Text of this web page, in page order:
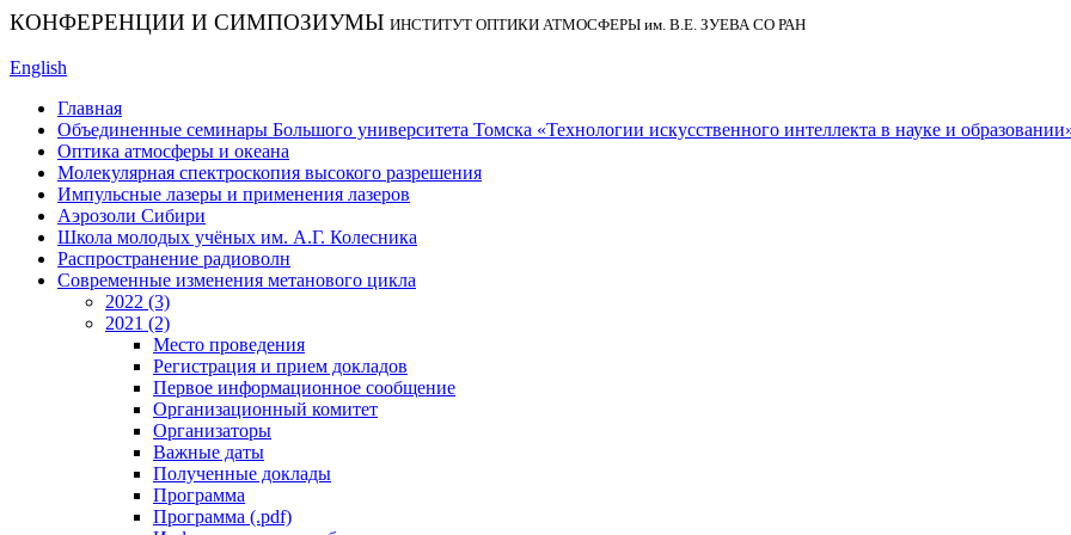
КОНФЕРЕНЦИИ И СИМПОЗИУМЫ ИНСТИТУТ ОПТИКИ АТМОСФЕРЫ им. В.Е. ЗУЕВА СО РАН
English
Главная
Объединенные семинары Большого университета Томска «Технологии искусственного интеллекта в науке и
Оптика атмосферы и океана
Молекулярная спектроскопия высокого разрешения
Импульсные лазеры и применения лазеров
Аэрозоли Сибири
Школа молодых учёных им. А.Г. Колесника
Распространение радиоволн
Современные изменения метанового цикла
2022 (3)
2021 (2)
Место проведения
Регистрация и прием докладов
Первое информационное сообщение
Организационный комитет
Организаторы
Важные даты
Полученные доклады
Программа
Программа (.pdf)